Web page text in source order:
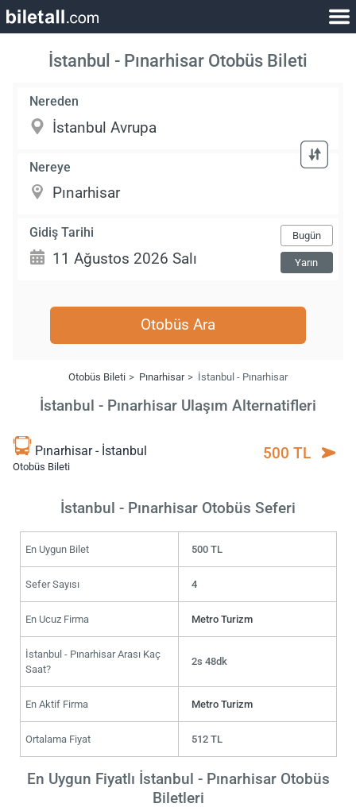
İstanbul - Pınarhisar Otobüs Bileti
Nereden
Nereye
Gidiş Tarihi Bugün
Yarın
Otobüs Ara
Otobüs Bileti Pınarhisar İstanbul - Pınarhisar
İstanbul - Pınarhisar Ulaşım Alternatifleri
Pınarhisar - İstanbul
Otobüs Bileti
500 TL
İstanbul - Pınarhisar Otobüs Seferi
En Uygun Bilet 500 TL
Sefer Sayısı 4
En Ucuz Firma Metro Turizm
İstanbul - Pınarhisar Arası Kaç
Saat?
2s 48dk
En Aktif Firma Metro Turizm
Ortalama Fiyat 512 TL
En Uygun Fiyatlı İstanbul - Pınarhisar Otobüs
Biletleri